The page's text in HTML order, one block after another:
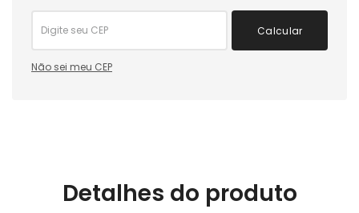
Calcular
Não sei meu CEP
Detalhes do produto